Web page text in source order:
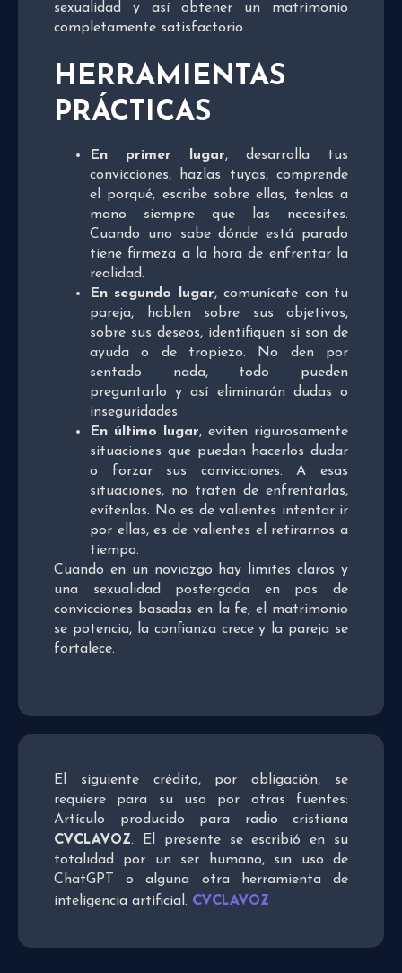
sexualidad y así obtener un matrimonio
completamente satisfactorio.
HERRAMIENTAS
PRÁCTICAS
En primer lugar, desarrolla tus
convicciones, hazlas tuyas, comprende
el porqué, escribe sobre ellas, tenlas a
mano siempre que las necesites.
Cuando uno sabe dónde está parado
tiene firmeza a la hora de enfrentar la
realidad.
En segundo lugar, comunícate con tu
pareja, hablen sobre sus objetivos,
sobre sus deseos, identifiquen si son de
ayuda o de tropiezo. No den por
sentado nada, todo pueden
preguntarlo y así eliminarán dudas o
inseguridades.
En último lugar, eviten rigurosamente
situaciones que puedan hacerlos dudar
o forzar sus convicciones. A esas
situaciones, no traten de enfrentarlas,
evítenlas. No es de valientes intentar ir
por ellas, es de valientes el retirarnos a
tiempo.
Cuando en un noviazgo hay límites claros y
una sexualidad postergada en pos de
convicciones basadas en la fe, el matrimonio
se potencia, la confianza crece y la pareja se
fortalece.
El siguiente crédito, por obligación, se
requiere para su uso por otras fuentes:
Artículo producido para radio cristiana
CVCLAVOZ. El presente se escribió en su
totalidad por un ser humano, sin uso de
ChatGPT o alguna otra herramienta de
inteligencia artificial. CVCLAVOZ